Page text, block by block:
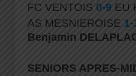
FC VENTOIS 0-9 EU
AS MESNIEROISE 1-
Benjamin
SENIORS APRES-